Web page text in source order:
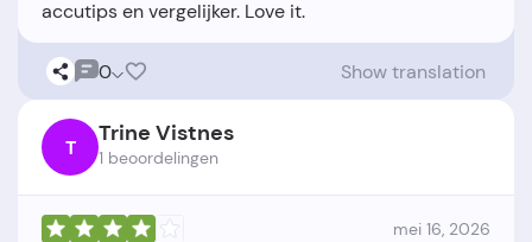
0 Show translation
T Trine Vistnes
1 beoordelingen
mei 16, 2026